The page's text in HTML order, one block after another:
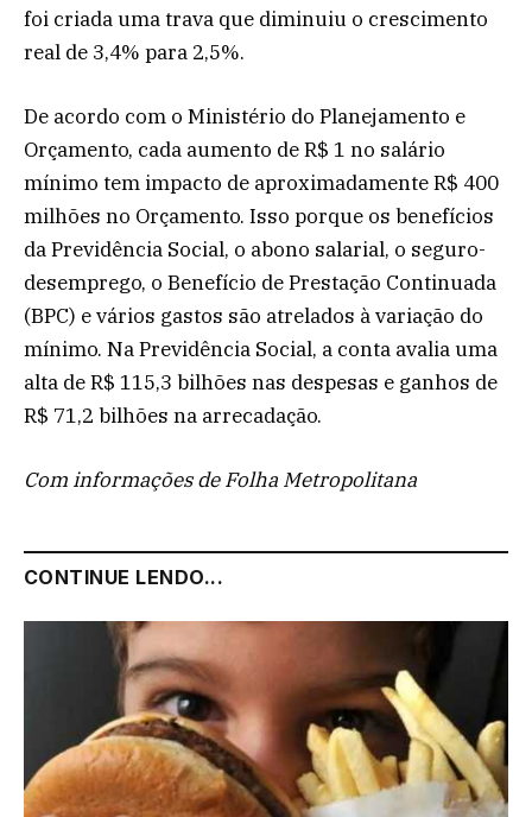
foi criada uma trava que diminuiu o crescimento
real de 3,4% para 2,5%.
De acordo com o Ministério do Planejamento e
Orçamento, cada aumento de R$ 1 no salário
mínimo tem impacto de aproximadamente R$ 400
milhões no Orçamento. Isso porque os benefícios
da Previdência Social, o abono salarial, o seguro-
desemprego, o Benefício de Prestação Continuada
(BPC) e vários gastos são atrelados à variação do
mínimo. Na Previdência Social, a conta avalia uma
alta de R$ 115,3 bilhões nas despesas e ganhos de
R$ 71,2 bilhões na arrecadação.
Com informações de Folha Metropolitana
CONTINUE LENDO...